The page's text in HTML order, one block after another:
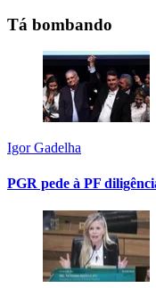
Tá bombando
Igor Gadelha
PGR pede à PF